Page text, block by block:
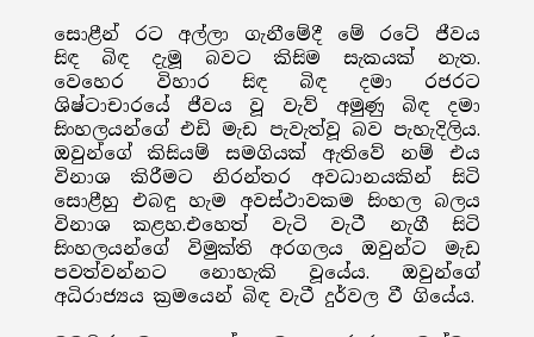
සොළීන් රට අල්ලා ගැනීමේදී මේ රටේ ජීවය
සිඳ බිඳ දැමූ බවට කිසිම සැකයක් නැත.
වෙහෙර විහාර සිඳ බිඳ දමා රජරට
ශිෂ්ටාචාරයේ ජීවය වූ වැව් අමුණු බිඳ දමා
සිංහලයන්ගේ එඩි මැඩ පැවැත්වූ බව පැහැදිලිය.
ඔවුන්ගේ කිසියම් සමගියක් ඇතිවේ නම් එය
විනාශ කිරීමට නිරන්තර අවධානයකින් සිටි
සොළීහු එබඳු හැම අවස්ථාවකම සිංහල බලය
විනාශ කළහ.එහෙත් වැටි වැටී නැගී සිටි
සිංහලයන්ගේ විමුක්ති අරගලය ඔවුන්ට මැඩ
පවත්වන්නට නොහැකි වූයේය. ඔවුන්ගේ
අධිරාජ්‍යය ක්‍රමයෙන් බිඳ වැටී දුර්වල වී ගියේය.